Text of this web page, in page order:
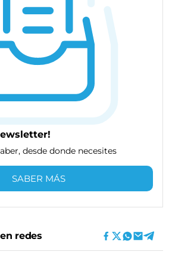
desde donde necesites
SABER MÁS
redes